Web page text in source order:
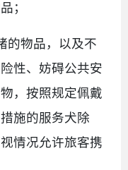
；
的物品，以及不
性、妨碍公共安
，按照规定佩戴
施的服务犬除
情况允许旅客携